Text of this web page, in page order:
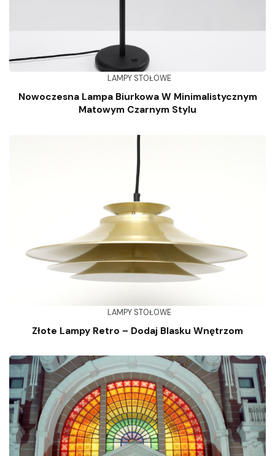
LAMPY STOŁOWE
Nowoczesna Lampa Biurkowa W Minimalistycznym
Matowym Czarnym Stylu
LAMPY STOŁOWE
Złote Lampy Retro – Dodaj Blasku Wnętrzom